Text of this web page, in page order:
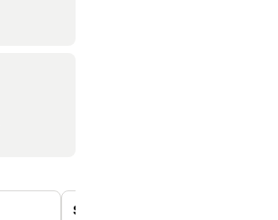
Spa relaxante com piscina coberta